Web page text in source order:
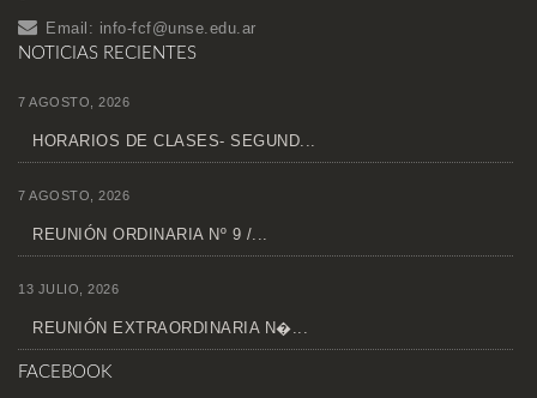
Email: info-fcf@unse.edu.ar
NOTICIAS RECIENTES
7 AGOSTO, 2026
HORARIOS DE CLASES- SEGUND...
7 AGOSTO, 2026
REUNIÓN ORDINARIA Nº 9 /...
13 JULIO, 2026
REUNIÓN EXTRAORDINARIA N�...
FACEBOOK